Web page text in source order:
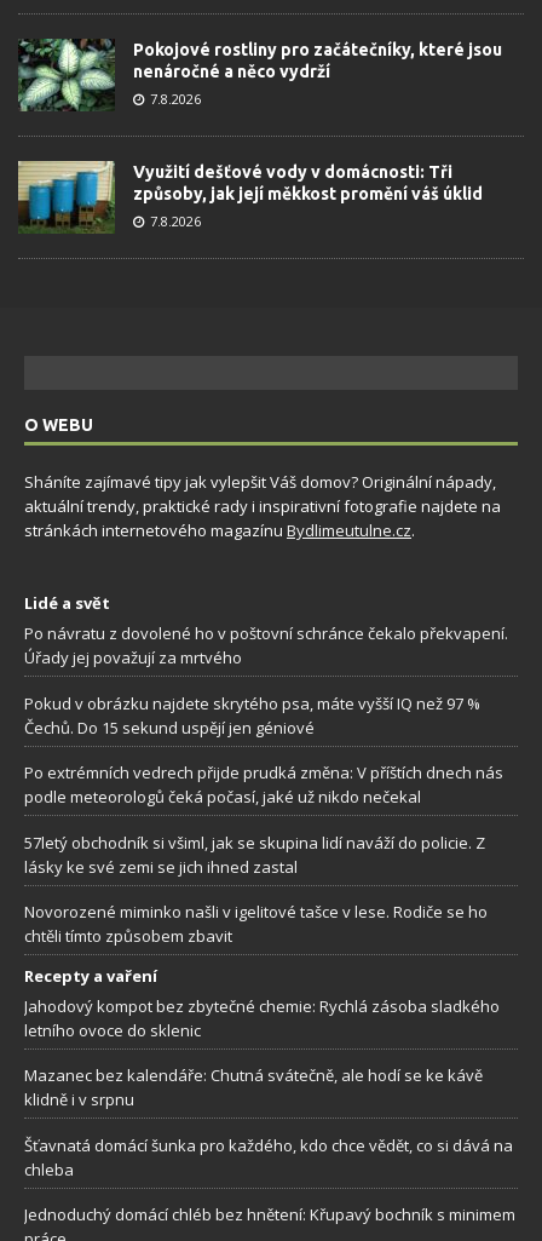
Pokojové rostliny pro začátečníky, které jsou
nenáročné a něco vydrží
7.8.2026
Využití dešťové vody v domácnosti: Tři
způsoby, jak její měkkost promění váš úklid
7.8.2026
O WEBU
Sháníte zajímavé tipy jak vylepšit Váš domov? Originální nápady,
aktuální trendy, praktické rady i inspirativní fotografie najdete na
stránkách internetového magazínu Bydlimeutulne.cz.
Lidé a svět
Po návratu z dovolené ho v poštovní schránce čekalo překvapení.
Úřady jej považují za mrtvého
Pokud v obrázku najdete skrytého psa, máte vyšší IQ než 97 %
Čechů. Do 15 sekund uspějí jen géniové
Po extrémních vedrech přijde prudká změna: V příštích dnech nás
podle meteorologů čeká počasí, jaké už nikdo nečekal
57letý obchodník si všiml, jak se skupina lidí naváží do policie. Z
lásky ke své zemi se jich ihned zastal
Novorozené miminko našli v igelitové tašce v lese. Rodiče se ho
chtěli tímto způsobem zbavit
Recepty a vaření
Jahodový kompot bez zbytečné chemie: Rychlá zásoba sladkého
letního ovoce do sklenic
Mazanec bez kalendáře: Chutná svátečně, ale hodí se ke kávě
klidně i v srpnu
Šťavnatá domácí šunka pro každého, kdo chce vědět, co si dává na
chleba
Jednoduchý domácí chléb bez hnětení: Křupavý bochník s minimem